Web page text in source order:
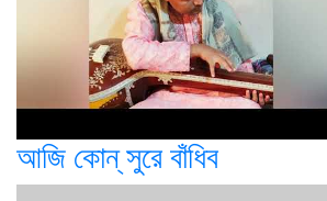
আজি কোন্ সুরে বাঁধিব